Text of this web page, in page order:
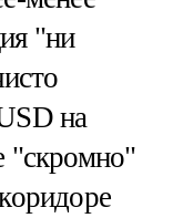
"ни
на
"скромно"